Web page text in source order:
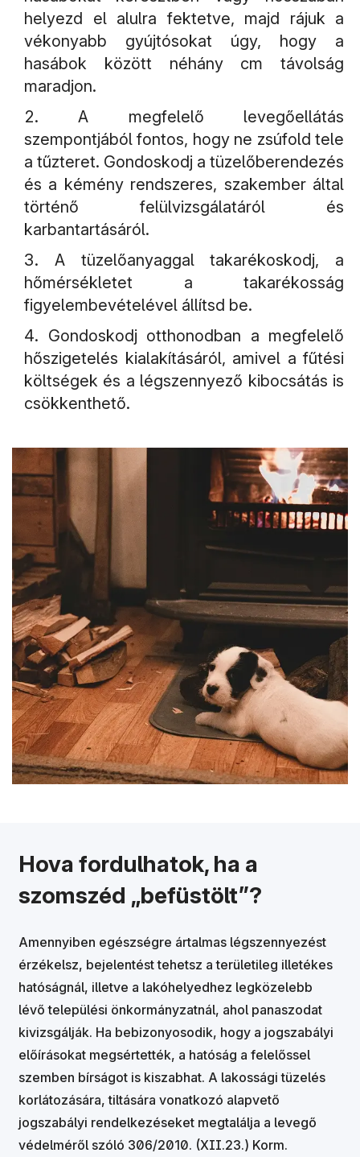
helyezd el alulra fektetve, majd rájuk a
vékonyabb gyújtósokat úgy, hogy a
hasábok között néhány cm távolság
maradjon.
A megfelelő levegőellátás
szempontjából fontos, hogy ne zsúfold tele
a tűzteret. Gondoskodj a tüzelőberendezés
és a kémény rendszeres, szakember által
történő felülvizsgálatáról és
karbantartásáról.
A tüzelőanyaggal takarékoskodj, a
hőmérsékletet a takarékosság
figyelembevételével állítsd be.
Gondoskodj otthonodban a megfelelő
hőszigetelés kialakításáról, amivel a fűtési
költségek és a légszennyező kibocsátás is
csökkenthető.
Hova fordulhatok, ha a
szomszéd „befüstölt”?
Amennyiben egészségre ártalmas légszennyezést
érzékelsz, bejelentést tehetsz a területileg illetékes
hatóságnál, illetve a lakóhelyedhez legközelebb
lévő települési önkormányzatnál, ahol panaszodat
kivizsgálják. Ha bebizonyosodik, hogy a jogszabályi
előírásokat megsértették, a hatóság a felelőssel
szemben bírságot is kiszabhat. A lakossági tüzelés
korlátozására, tiltására vonatkozó alapvető
jogszabályi rendelkezéseket megtalálja a levegő
védelméről szóló 306/2010. (XII.23.) Korm.